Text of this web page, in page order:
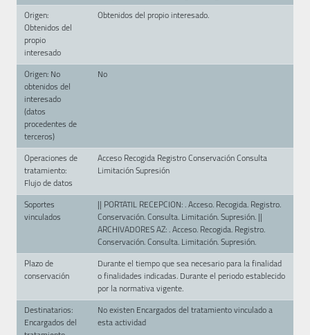
Origen:
Obtenidos del
propio
interesado
Obtenidos del propio interesado.
Origen: No
obtenidos del
interesado
(datos
procedentes de
terceros)
No
Operaciones de
tratamiento:
Flujo de datos
Acceso Recogida Registro Conservación Consulta
Limitación Supresión
Soportes
vinculados
|| PORTATIL RECEPCION: . Acceso. Recogida. Registro.
Conservación. Consulta. Limitación. Supresión. ||
ARCHIVADORES AZ: . Acceso. Recogida. Registro.
Conservación. Consulta. Limitación. Supresión.
Plazo de
conservación
Durante el tiempo que sea necesario para la finalidad
o finalidades indicadas. Durante el periodo establecido
por la normativa vigente.
Destinatarios:
Encargados del
No existen Encargados del tratamiento vinculado a
esta actividad